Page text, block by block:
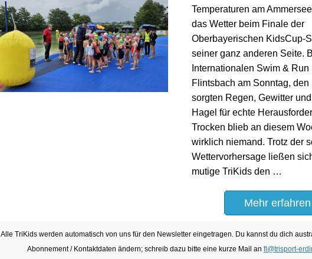
Temperaturen am
das Wetter beim Finale der
Oberbayerischen KidsCup-
seiner ganz anderen Seite.
Internationalen Swim & Run
Flintsbach am Sonntag, den
sorgten Regen, Gewitter
Hagel für echte
Trocken blieb an diesem
wirklich niemand. Trotz der
Wettervorhersage ließen
mutige TriKids den …
Mehr erfahren
Alle TriKids werden automatisch von uns für den Newsletter eingetragen. Du kannst du dich
Abonnement / Kontaktdaten ändern; schreib dazu bitte eine kurze Mail an fl@trisport-